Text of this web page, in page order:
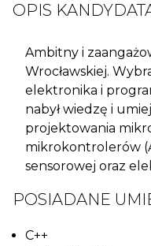
OPIS
Ambitny i
Wrocławskiej.
elektronika i
nabył wiedzę i
projektowania
mikrokontrolerów
sensorowej oraz
POSIADANE
C++